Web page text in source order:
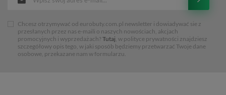
Chcesz otrzymywać od eurobuty.com.pl newsletter i dowiadywać sie z
przesłanych przez nas e-maili o naszych nowościach, akcjach
promocyjnych i wyprzedażach? Tutaj, w polityce prywatności znajdziesz
szczegółowy opis tego, w jaki sposób będziemy przetwarzać Twoje dane
osobowe, przekazane nam w formularzu.